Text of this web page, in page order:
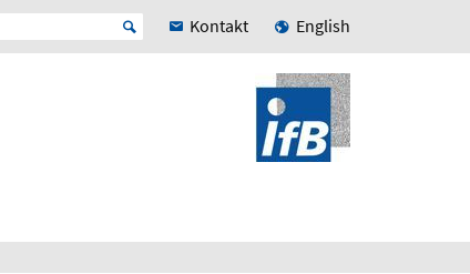
Kontakt English